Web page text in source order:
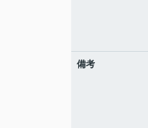
備考